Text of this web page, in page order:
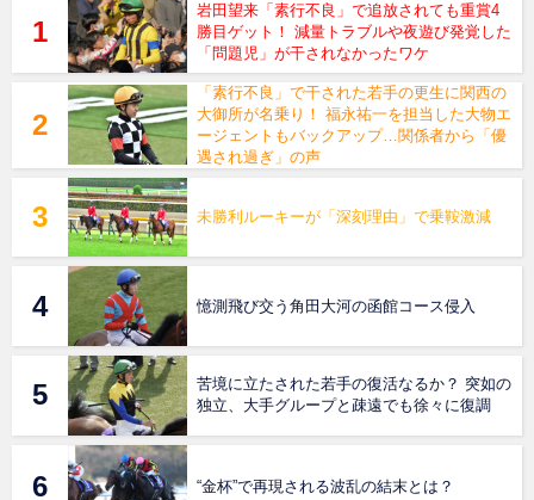
岩田望来「素行不良」で追放されても重賞4
勝目ゲット！ 減量トラブルや夜遊び発覚した
「問題児」が干されなかったワケ
「素行不良」で干された若手の更生に関西の
大御所が名乗り！ 福永祐一を担当した大物エ
ージェントもバックアップ…関係者から「優
遇され過ぎ」の声
未勝利ルーキーが「深刻理由」で乗鞍激減
憶測飛び交う角田大河の函館コース侵入
苦境に立たされた若手の復活なるか？ 突如の
独立、大手グループと疎遠でも徐々に復調
“金杯”で再現される波乱の結末とは？